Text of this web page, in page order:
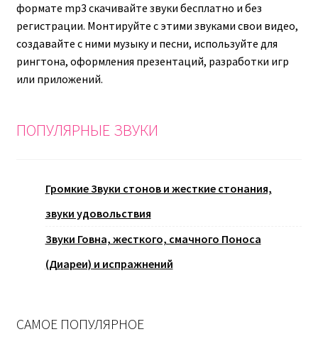
формате mp3 скачивайте звуки бесплатно и без
регистрации. Монтируйте с этими звуками свои видео,
создавайте с ними музыку и песни, используйте для
рингтона, оформления презентаций, разработки игр
или приложений.
ПОПУЛЯРНЫЕ ЗВУКИ
Громкие Звуки стонов и жесткие стонания,
звуки удовольствия
Звуки Говна, жесткого, смачного Поноса
(Диареи) и испражнений
САМОЕ ПОПУЛЯРНОЕ